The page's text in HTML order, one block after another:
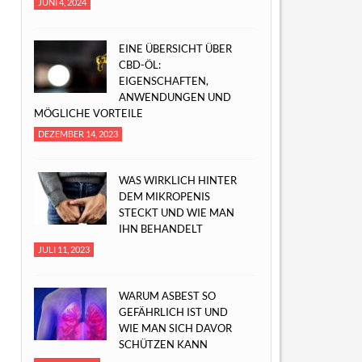
EINE ÜBERSICHT ÜBER
CBD-ÖL:
EIGENSCHAFTEN,
ANWENDUNGEN UND
MÖGLICHE VORTEILE
DEZEMBER 14, 2023
WAS WIRKLICH HINTER
DEM MIKROPENIS
STECKT UND WIE MAN
IHN BEHANDELT
JULI 11, 2023
WARUM ASBEST SO
GEFÄHRLICH IST UND
WIE MAN SICH DAVOR
SCHÜTZEN KANN